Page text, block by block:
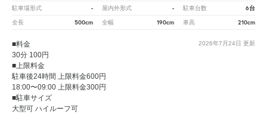
駐車場形式 - 屋内外形式 - 駐車台数 6台
全長 500cm 全幅 190cm 車高 210cm
2026年7月24日 更新
■料金
30分 100円
■上限料金
駐車後24時間 上限料金600円
18:00〜09:00 上限料金300円
■駐車サイズ
大型可 ハイルーフ可